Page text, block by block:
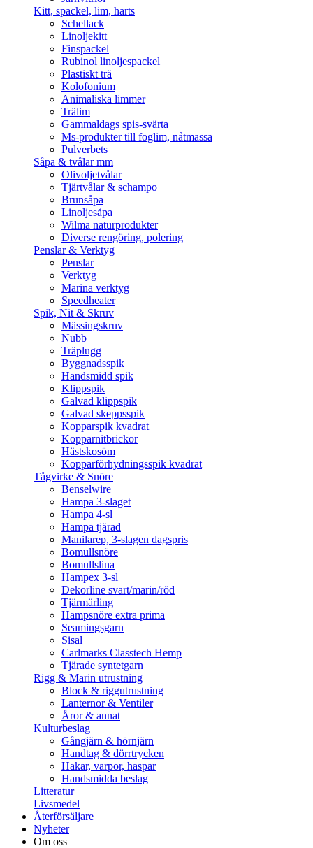
Kitt, spackel, lim, harts
Schellack
Linoljekitt
Finspackel
Rubinol linoljespackel
Plastiskt trä
Kolofonium
Animaliska limmer
Trälim
Gammaldags spis-svärta
Ms-produkter till foglim, nåtmassa
Pulverbets
Såpa & tvålar mm
Olivoljetvålar
Tjärtvålar & schampo
Brunsåpa
Linoljesåpa
Wilma naturprodukter
Diverse rengöring, polering
Penslar & Verktyg
Penslar
Verktyg
Marina verktyg
Speedheater
Spik, Nit & Skruv
Mässingskruv
Nubb
Träplugg
Byggnadsspik
Handsmidd spik
Klippspik
Galvad klippspik
Galvad skeppsspik
Kopparspik kvadrat
Kopparnitbrickor
Hästskosöm
Kopparförhydningsspik kvadrat
Tågvirke & Snöre
Benselwire
Hampa 3-slaget
Hampa 4-sl
Hampa tjärad
Manilarep, 3-slagen dagspris
Bomullsnöre
Bomullslina
Hampex 3-sl
Dekorline svart/marin/röd
Tjärmärling
Hampsnöre extra prima
Seamingsgarn
Sisal
Carlmarks Classtech Hemp
Tjärade syntetgarn
Rigg & Marin utrustning
Block & riggutrustning
Lanternor & Ventiler
Åror & annat
Kulturbeslag
Gångjärn & hörnjärn
Handtag & dörrtrycken
Hakar, varpor, haspar
Handsmidda beslag
Litteratur
Livsmedel
Återförsäljare
Nyheter
Om oss